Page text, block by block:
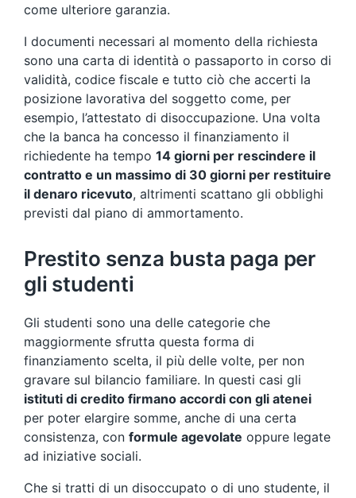
come ulteriore garanzia.
I documenti necessari al momento della richiesta
sono una carta di identità o passaporto in corso di
validità, codice fiscale e tutto ciò che accerti la
posizione lavorativa del soggetto come, per
esempio, l’attestato di disoccupazione. Una volta
che la banca ha concesso il finanziamento il
richiedente ha tempo 14 giorni per rescindere il
contratto e un massimo di 30 giorni per restituire
il denaro ricevuto, altrimenti scattano gli obblighi
previsti dal piano di ammortamento.
Prestito senza busta paga per
gli studenti
Gli studenti sono una delle categorie che
maggiormente sfrutta questa forma di
finanziamento scelta, il più delle volte, per non
gravare sul bilancio familiare. In questi casi gli
istituti di credito firmano accordi con gli atenei
per poter elargire somme, anche di una certa
consistenza, con formule agevolate oppure legate
ad iniziative sociali.
Che si tratti di un disoccupato o di uno studente, il